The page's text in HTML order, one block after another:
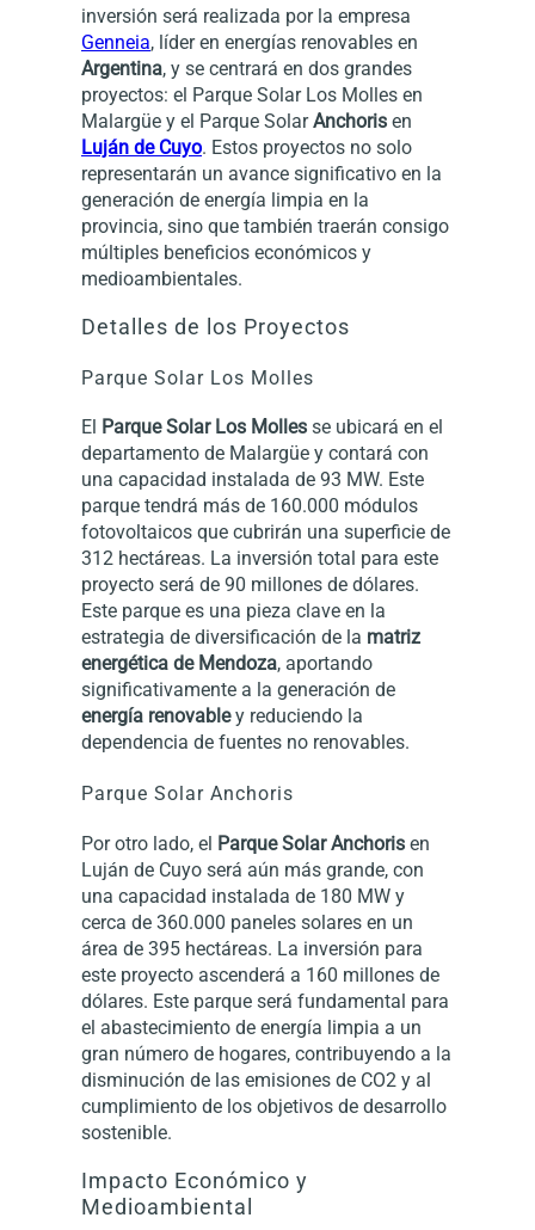
inversión será realizada por la empresa
Genneia, líder en energías renovables en
Argentina, y se centrará en dos grandes
proyectos: el Parque Solar Los Molles en
Malargüe y el Parque SolarAnchoris en
Luján de Cuyo. Estos proyectos no solo
representarán un avance significativo en la
generación de energía limpia en la
provincia, sino que también traerán consigo
múltiples beneficios económicos y
medioambientales.
Detalles de los Proyectos
Parque Solar Los Molles
El Parque Solar Los Molles se ubicará en el
departamento de Malargüe y contará con
una capacidad instalada de 93 MW. Este
parque tendrá más de 160.000 módulos
fotovoltaicos que cubrirán una superficie de
312 hectáreas. La inversión total para este
proyecto será de 90 millones de dólares.
Este parque es una pieza clave en la
estrategia de diversificación de la matriz
energética de Mendoza, aportando
significativamente a la generación de
energía renovabley reduciendo la
dependencia de fuentes no renovables.
Parque Solar Anchoris
Por otro lado, el Parque Solar Anchoris en
Luján de Cuyo será aún más grande, con
una capacidad instalada de 180 MW y
cerca de 360.000 paneles solares en un
área de 395 hectáreas. La inversión para
este proyecto ascenderá a 160 millones de
dólares. Este parque será fundamental para
el abastecimiento de energía limpia a un
gran número de hogares, contribuyendo a la
disminución de las emisiones de CO2 y al
cumplimiento de los objetivos de desarrollo
sostenible.
Impacto Económico y
Medioambiental